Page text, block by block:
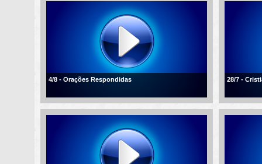
4/8 - Orações Respondidas 28/7 -